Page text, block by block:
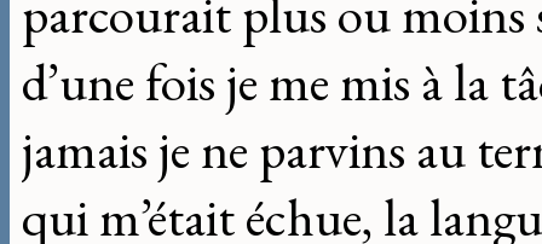
parcourait plus ou
d’une fois je me mis à la
jamais je ne parvins au
qui m’était échue, la